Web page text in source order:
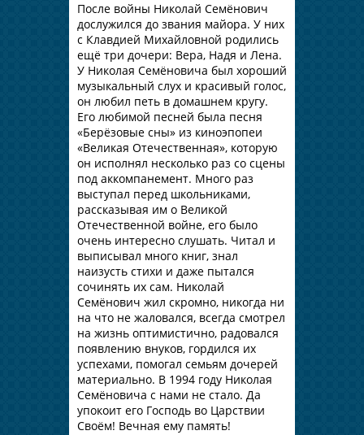
После войны Николай Семёнович
дослужился до звания майора. У них
с Клавдией Михайловной родились
ещё три дочери: Вера, Надя и Лена.
У Николая Семёновича был хороший
музыкальный слух и красивый голос,
он любил петь в домашнем кругу.
Его любимой песней была песня
«Берёзовые сны» из киноэпопеи
«Великая Отечественная», которую
он исполнял несколько раз со сцены
под аккомпанемент. Много раз
выступал перед школьниками,
рассказывая им о Великой
Отечественной войне, его было
очень интересно слушать. Читал и
выписывал много книг, знал
наизусть стихи и даже пытался
сочинять их сам. Николай
Семёнович жил скромно, никогда ни
на что не жаловался, всегда смотрел
на жизнь оптимистично, радовался
появлению внуков, гордился их
успехами, помогал семьям дочерей
материально. В 1994 году Николая
Семёновича с нами не стало. Да
упокоит его Господь во Царствии
Своём! Вечная ему память!